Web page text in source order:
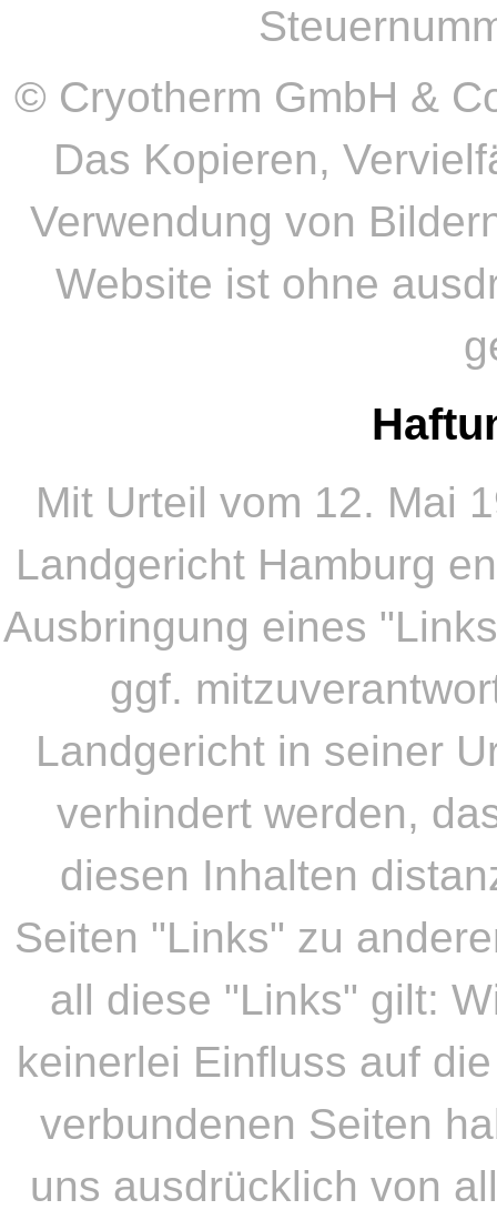
© Cryotherm GmbH &
Das Kopieren,
Verwendung von
Website ist ohne
Mit Urteil vom 12. Mai
Landgericht Hamburg
Ausbringung eines
ggf.
Landgericht in seiner
verhindert werden,
diesen Inhalten
Seiten "Links" zu
all diese "Links" gilt:
keinerlei Einfluss auf
verbundenen Seiten
uns ausdrücklich von